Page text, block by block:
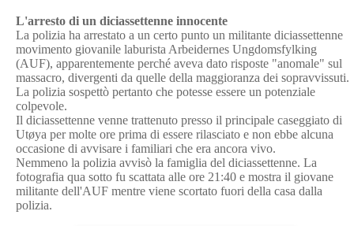
L'arresto di un diciassettenne innocente
La polizia ha arrestato a un certo punto un militante diciassettenne
movimento giovanile laburista Arbeidernes Ungdomsfylking
(AUF), apparentemente perché aveva dato risposte "anomale" sul
massacro, divergenti da quelle della maggioranza dei sopravvissuti.
La polizia sospettò pertanto che potesse essere un potenziale
colpevole.
Il diciassettenne venne trattenuto presso il principale caseggiato di
Utøya per molte ore prima di essere rilasciato e non ebbe alcuna
occasione di avvisare i familiari che era ancora vivo.
Nemmeno la polizia avvisò la famiglia del diciassettenne. La
fotografia qua sotto fu scattata alle ore 21:40 e mostra il giovane
militante dell'AUF mentre viene scortato fuori della casa dalla
polizia.